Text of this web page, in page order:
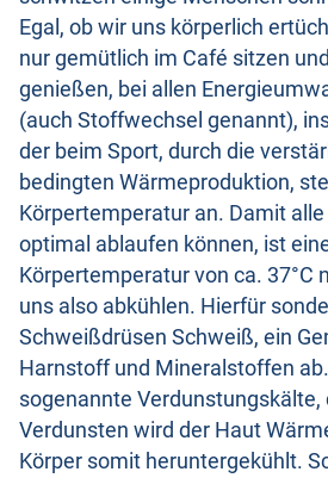
Egal, ob wir uns körperlich
nur gemütlich im Café sitzen
genießen, bei allen
(auch Stoffwechsel genannt),
der beim Sport, durch die
bedingten Wärmeproduktion,
Körpertemperatur an. Damit
optimal ablaufen können, ist
Körpertemperatur von ca. 37°C
uns also abkühlen. Hierfür
Schweißdrüsen Schweiß, ein
Harnstoff und Mineralstoffen
sogenannte Verdunstungskälte,
Verdunsten wird der Haut
Körper somit heruntergekühlt.